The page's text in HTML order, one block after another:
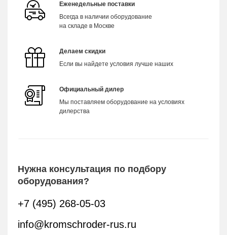
Еженедельные поставки
Всегда в наличии оборудование
на складе в Москве
Делаем скидки
Если вы найдете условия лучше наших
Официальный дилер
Мы поставляем оборудование на условиях
дилерства
Нужна консультация по подбору
оборудования?
+7 (495) 268-05-03
info@kromschroder-rus.ru